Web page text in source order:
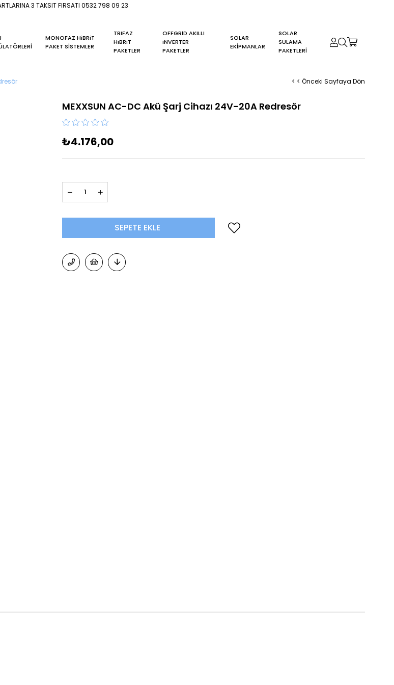
3 TAKSIT FIRSATI 0532 798 09 23
MONOFAZ HiBRiT
PAKET SİSTEMLER
TRIFAZ
HiBRiT
PAKETLER
OFFGRiD AKILLI
iNVERTER
PAKETLER
SOLAR
EKİPMANLAR
SOLAR
SULAMA
PAKETLERİ
0
< < Önceki Sayfaya Dön
MEXXSUN AC-DC Akü Şarj Cihazı 24V-20A Redresör
₺4.176,00